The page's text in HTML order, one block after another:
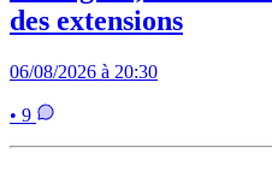
des extensions
06/08/2026 à 20:30
• 9